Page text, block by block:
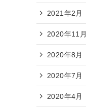
2021年2月
2020年11月
2020年8月
2020年7月
2020年4月